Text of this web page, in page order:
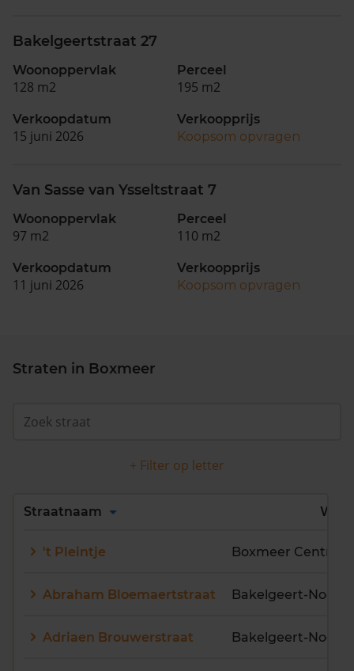
Bakelgeertstraat 27
Woonoppervlak
128 m2
Perceel
195 m2
Verkoopdatum
15 juni 2026
Verkoopprijs
Koopsom opvragen
Van Sasse van Ysseltstraat 7
Woonoppervlak
97 m2
Perceel
110 m2
Verkoopdatum
11 juni 2026
Verkoopprijs
Koopsom opvragen
Straten in Boxmeer
+ Filter op letter
Alles
L
Q
R S T U
V
Straatnaam Wijk
't Pleintje Boxmeer Centrum
Abraham Bloemaertstraat Bakelgeert-Noord
Adriaen Brouwerstraat Bakelgeert-Noord